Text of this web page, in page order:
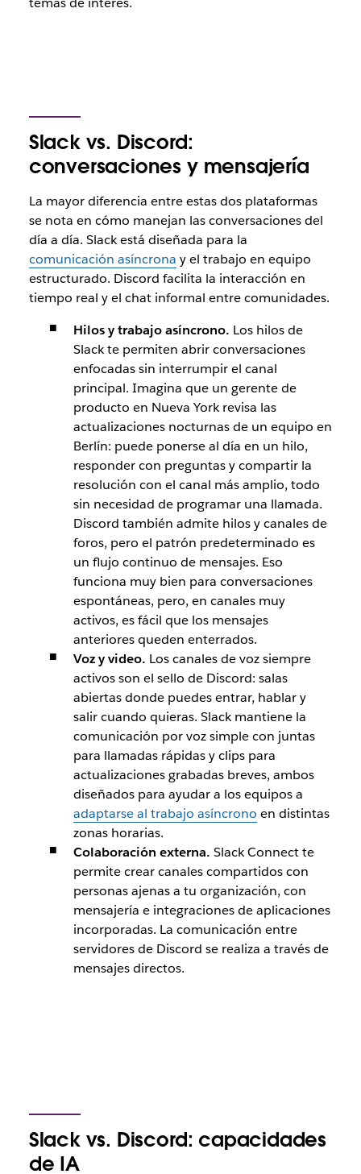
Slack vs. Discord:
conversaciones y mensajería
La mayor diferencia entre estas dos plataformas
se nota en cómo manejan las conversaciones del
día a día. Slack está diseñada para la
comunicación asíncrona y el trabajo en equipo
estructurado. Discord facilita la interacción en
tiempo real y el chat informal entre comunidades.
Hilos y trabajo asíncrono. Los hilos de
Slack te permiten abrir conversaciones
enfocadas sin interrumpir el canal
principal. Imagina que un gerente de
producto en Nueva York revisa las
actualizaciones nocturnas de un equipo en
Berlín: puede ponerse al día en un hilo,
responder con preguntas y compartir la
resolución con el canal más amplio, todo
sin necesidad de programar una llamada.
Discord también admite hilos y canales de
foros, pero el patrón predeterminado es
un flujo continuo de mensajes. Eso
funciona muy bien para conversaciones
espontáneas, pero, en canales muy
activos, es fácil que los mensajes
anteriores queden enterrados.
Voz y video. Los canales de voz siempre
activos son el sello de Discord: salas
abiertas donde puedes entrar, hablar y
salir cuando quieras. Slack mantiene la
comunicación por voz simple con juntas
para llamadas rápidas y clips para
actualizaciones grabadas breves, ambos
diseñados para ayudar a los equipos a
adaptarse al trabajo asíncrono en distintas
zonas horarias.
Colaboración externa. Slack Connect te
permite crear canales compartidos con
personas ajenas a tu organización, con
mensajería e integraciones de aplicaciones
incorporadas. La comunicación entre
servidores de Discord se realiza a través de
mensajes directos.
Slack vs. Discord: capacidades
de IA